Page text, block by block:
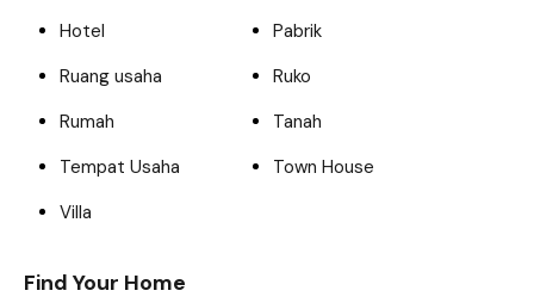
Hotel
Pabrik
Ruang usaha
Ruko
Rumah
Tanah
Tempat Usaha
Town House
Villa
Find Your Home